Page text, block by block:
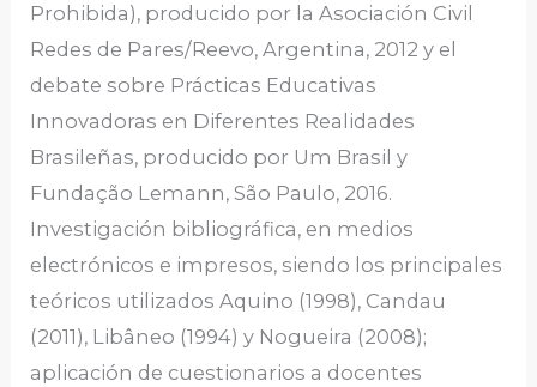
Prohibida), producido por la Asociación Civil
Redes de Pares/Reevo, Argentina, 2012 y el
debate sobre Prácticas Educativas
Innovadoras en Diferentes Realidades
Brasileñas, producido por Um Brasil y
Fundação Lemann, São Paulo, 2016.
Investigación bibliográfica, en medios
electrónicos e impresos, siendo los principales
teóricos utilizados Aquino (1998), Candau
(2011), Libâneo (1994) y Nogueira (2008);
aplicación de cuestionarios a docentes